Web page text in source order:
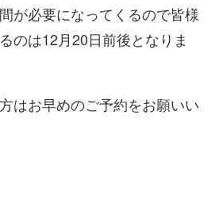
が必要になってくるので皆様
のは12月20日前後となりま
はお早めのご予約をお願いい